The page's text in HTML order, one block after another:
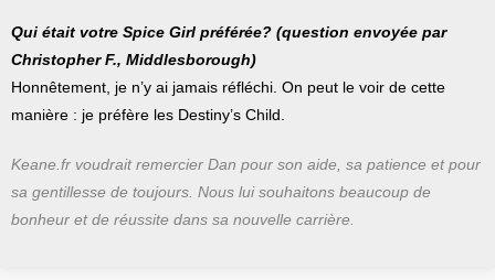
Qui était votre Spice Girl préférée? (question envoyée par
Christopher F., Middlesborough)
Honnêtement, je n’y ai jamais réfléchi. On peut le voir de cette
manière : je préfère les Destiny’s Child.
Keane.fr voudrait remercier Dan pour son aide, sa patience et pour
sa gentillesse de toujours. Nous lui souhaitons beaucoup de
bonheur et de réussite dans sa nouvelle carrière.